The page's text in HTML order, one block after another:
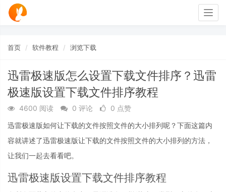
首页 软件教程 浏览下载
迅雷极速版怎么设置下载文件排序？迅雷
极速版设置下载文件排序教程
4600 阅读 0 评论
0 点赞
迅雷极速版如何让下载的文件按照文件的大小排列呢？下面这篇内
容就讲述了迅雷极速版让下载的文件按照文件的大小排列的方法，
让我们一起去看看吧。
迅雷极速版设置下载文件排序教程